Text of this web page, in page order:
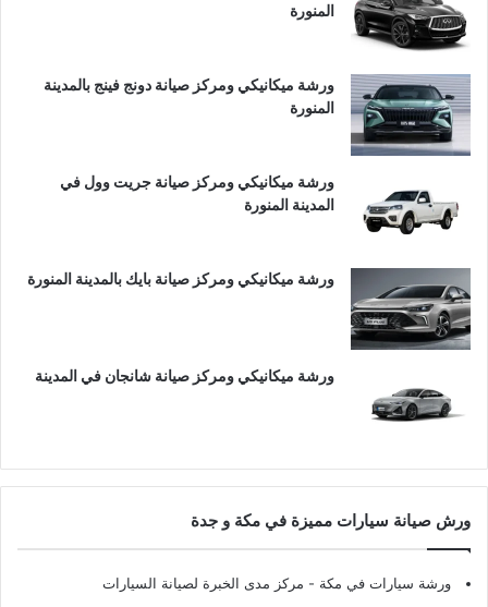
المنورة
ورشة ميكانيكي ومركز صيانة دونج فينج بالمدينة
المنورة
ورشة ميكانيكي ومركز صيانة جريت وول في
المدينة المنورة
ورشة ميكانيكي ومركز صيانة بايك بالمدينة المنورة
ورشة ميكانيكي ومركز صيانة شانجان في المدينة
ورش صيانة سيارات مميزة في مكة و جدة
ورشة سيارات في مكة - مركز مدى الخبرة لصيانة السيارات